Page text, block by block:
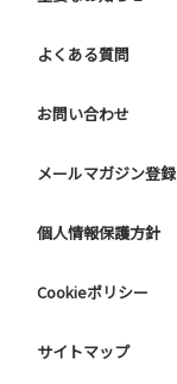
よくある質問
お問い合わせ
メールマガジン登録
個人情報保護方針
Cookieポリシー
サイトマップ